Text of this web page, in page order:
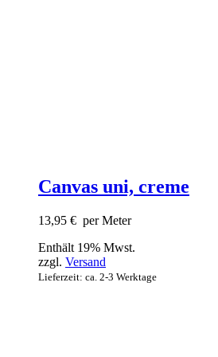
Canvas uni, creme
13,95 € per Meter
Enthält 19% Mwst.
zzgl. Versand
Lieferzeit: ca. 2-3 Werktage